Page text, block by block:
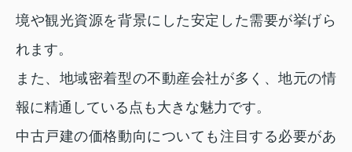
境や観光資源を背景にした安定した需要が挙げら
れます。
また、地域密着型の不動産会社が多く、地元の情
報に精通している点も大きな魅力です。
中古戸建の価格動向についても注目する必要があ